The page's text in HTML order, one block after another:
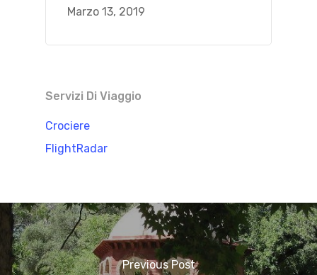
Marzo 13, 2019
Servizi Di Viaggio
Crociere
FlightRadar
Previous Post